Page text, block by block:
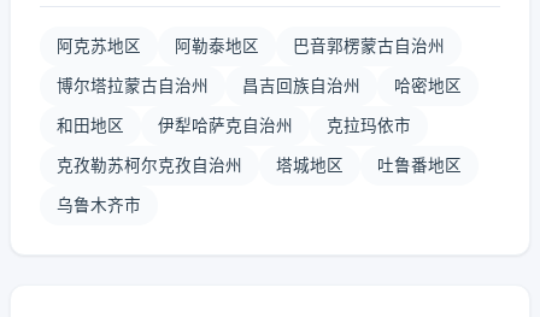
阿克苏地区 阿勒泰地区 巴音郭楞蒙古自治州
博尔塔拉蒙古自治州 昌吉回族自治州 哈密地区
和田地区 伊犁哈萨克自治州 克拉玛依市
克孜勒苏柯尔克孜自治州 塔城地区 吐鲁番地区
乌鲁木齐市